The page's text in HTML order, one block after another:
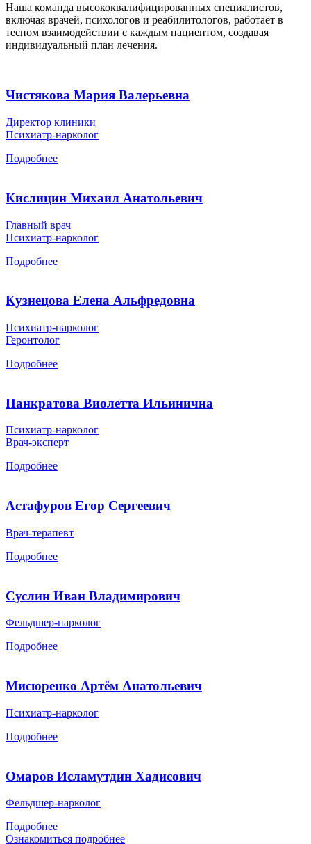
Наша команда высококвалифицированных специалистов,
включая врачей, психологов и реабилитологов, работает в
тесном взаимодействии с каждым пациентом, создавая
индивидуальный план лечения.
Чистякова Мария Валерьевна
Директор клиники
Психиатр-нарколог
Подробнее
Кислицин Михаил Анатольевич
Главный врач
Психиатр-нарколог
Подробнее
Кузнецова Елена Альфредовна
Психиатр-нарколог
Геронтолог
Подробнее
Панкратова Виолетта Ильинична
Психиатр-нарколог
Врач-эксперт
Подробнее
Астафуров Егор Сергеевич
Врач-терапевт
Подробнее
Суслин Иван Владимирович
Фельдшер-нарколог
Подробнее
Мисюренко Артём Анатольевич
Психиатр-нарколог
Подробнее
Омаров Исламутдин Хадисович
Фельдшер-нарколог
Подробнее
Ознакомиться подробнее